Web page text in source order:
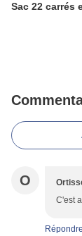
Sac 22 carrés
O
C'est
Répondre